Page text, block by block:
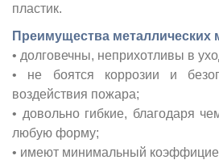
пластик.
Преимущества металлических
• долговечны, неприхотливы в
• не боятся коррозии и
воздействия пожара;
• довольно гибкие, благодаря
любую форму;
• имеют минимальный